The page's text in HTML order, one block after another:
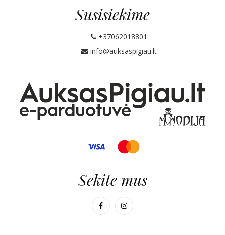
Susisiekime
+37062018801
info@auksaspigiau.lt
Sekite mus